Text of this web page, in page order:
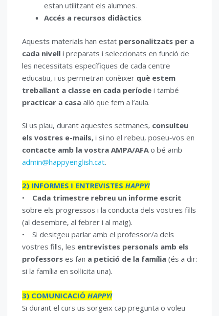
estan utilitzant els alumnes.
Accés a recursos didàctics.
Aquests materials han estat personalitzats per a
cada nivell i preparats i seleccionats en funció de
les necessitats específiques de cada centre
educatiu, i us permetran conèixer què estem
treballant a classe en cada període i també
practicar a casa allò que fem a l’aula.
Si us plau, durant aquestes setmanes, consulteu
els vostres e-mails, i si no el rebeu, poseu-vos en
contacte amb la vostra AMPA/AFAo bé amb
admin@happyenglish.cat.
2) INFORMES I ENTREVISTES HAPPY!
• Cada trimestre rebreu un informe escrit
sobre els progressos i la conducta dels vostres fills
(al desembre, al febrer i al maig).
• Si desitgeu parlar amb el professor/a dels
vostres fills, les entrevistes personals amb els
professors es fan a petició de la família (és a dir:
si la família en sol·licita una).
3) COMUNICACIÓ HAPPY!
Si durant el curs us sorgeix cap pregunta o voleu